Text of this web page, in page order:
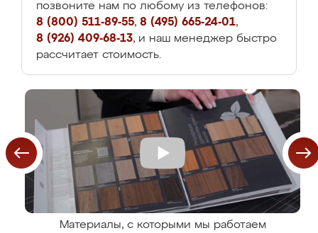
позвоните нам по любому из телефонов:
8 (800) 511-89-55, 8 (495) 665-24-01,
8 (926) 409-68-13, и наш менеджер быстро
рассчитает стоимость.
Материалы, с которыми мы работаем